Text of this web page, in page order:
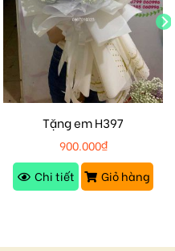
Tặng em H397
900.000₫
Chi tiết
Giỏ hàng